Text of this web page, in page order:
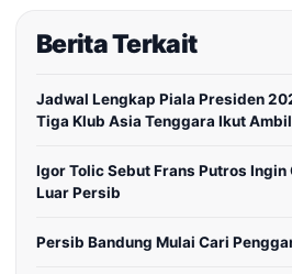
Berita Terkait
Jadwal Lengkap Piala Presiden
Tiga Klub Asia Tenggara Ikut
Igor Tolic Sebut Frans Putros Ingin
Luar Persib
Persib Bandung Mulai Cari